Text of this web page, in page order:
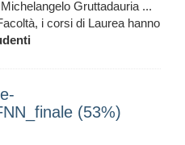
Gruttadauria ...
i corsi di Laurea hanno
(53%)